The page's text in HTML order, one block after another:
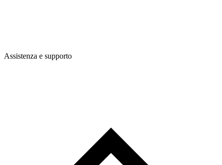
Assistenza e supporto